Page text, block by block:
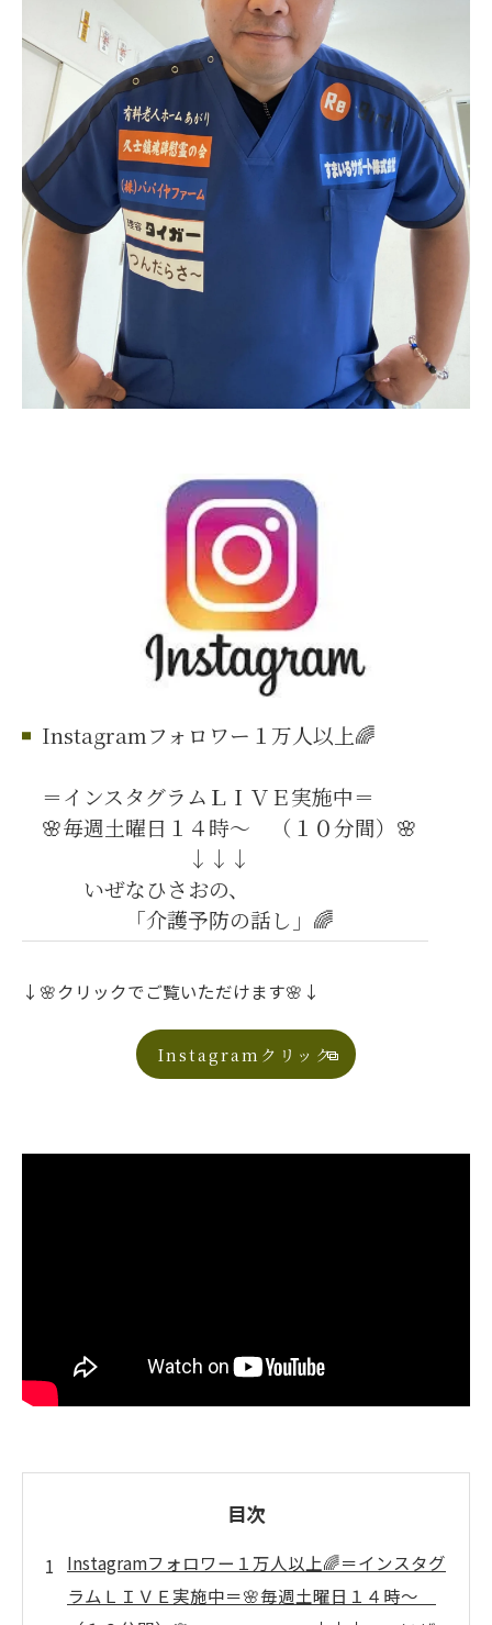
Instagramフォロワー１万人以上🌈
＝インスタグラムＬＩＶＥ実施中＝
🌸毎週土曜日１４時～ （１０分間）🌸
↓↓↓
いぜなひさおの、
「介護予防の話し」🌈
↓🌸クリックでご覧いただけます🌸↓
Instagramクリック
目次
Instagramフォロワー１万人以上🌈＝インスタグ
ラムＬＩＶＥ実施中＝🌸毎週土曜日１４時～